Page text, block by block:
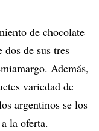
de chocolate
dos de sus tres
Además,
variedad de
argentinos se los
la oferta.